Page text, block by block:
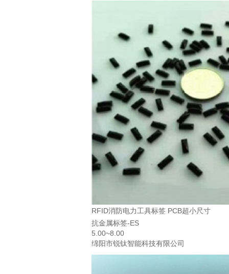
RFID消防电力工具标签 PCB超小尺寸
抗金属标签-ES
5.00~8.00
绵阳市锐钛智能科技有限公司